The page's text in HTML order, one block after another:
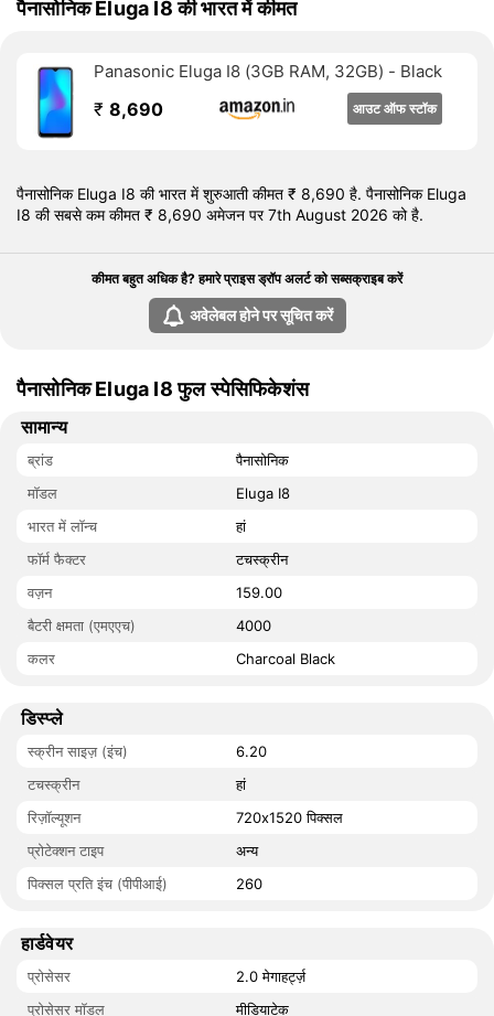
कनेक्टिविटी के लिए पैनासोनिक Eluga I8 में वाई-फाई और यूएसबी ओटीजी है।
7 अगस्त 2026 को पैनासोनिक Eluga I8 की शुरुआती कीमत भारत में 8,690
रुपये है।
पैनासोनिक Eluga I8 की भारत में कीमत
Panasonic Eluga I8 (3GB RAM, 32GB) - Black
₹ 8,690 आउट ऑफ स्टॉक
पैनासोनिक Eluga I8 की भारत में शुरुआती कीमत ₹ 8,690 है. पैनासोनिक Eluga
I8 की सबसे कम कीमत ₹ 8,690 अमेजन पर 7th August 2026 को है.
कीमत बहुत अधिक है? हमारे प्राइस ड्रॉप अलर्ट को सब्सक्राइब करें
अवेलेबल होने पर सूचित करें
पैनासोनिक Eluga I8 फुल स्पेसिफिकेशंस
सामान्य
ब्रांड
पैनासोनिक
मॉडल
Eluga I8
भारत में लॉन्च
हां
फॉर्म फैक्टर
टचस्क्रीन
वज़न
159.00
बैटरी क्षमता (एमएएच)
4000
कलर
Charcoal Black
डिस्प्ले
स्क्रीन साइज़ (इंच)
6.20
टचस्क्रीन
हां
रिज़ॉल्यूशन
720x1520 पिक्सल
प्रोटेक्शन टाइप
अन्य
पिक्सल प्रति इंच (पीपीआई)
260
हार्डवेयर
प्रोसेसर
2.0 मेगाहर्ट्ज़
प्रोसेसर मॉडल
मीडियाटेक